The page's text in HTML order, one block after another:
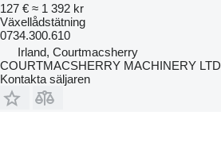
127 € ≈ 1 392 kr
Växellådstätning
0734.300.610
Irland, Courtmacsherry
COURTMACSHERRY MACHINERY LTD
Kontakta säljaren